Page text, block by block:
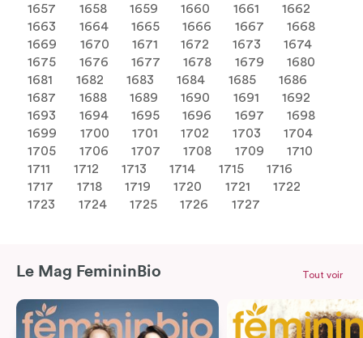
1657
1658 1659 1660 1661
1662
1663
1664 1665 1666 1667
1668
1669
1670 1671 1672 1673
1674
1675
1676 1677 1678 1679
1680
1681
1682 1683 1684 1685
1686
1687
1688 1689 1690 1691
1692
1693
1694 1695 1696 1697
1698
1699
1700 1701 1702 1703
1704
1705
1706 1707 1708 1709
1710
1711
1712 1713 1714 1715
1716
1717
1718 1719 1720 1721
1722
1723
1724 1725 1726 1727
Le Mag FemininBio Tout voir